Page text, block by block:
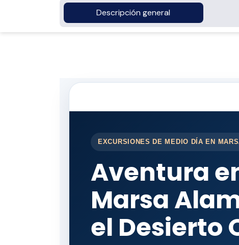
Descripción general
EXCURSIONES DE MEDIO DÍA EN
Aventura
Marsa
el Desierto